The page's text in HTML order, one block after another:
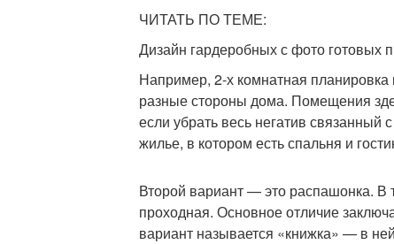
ЧИТАТЬ ПО ТЕМЕ:
Дизайн гардеробных с фото готовых
Например, 2-х комнатная планировка
разные стороны дома. Помещения
если убрать весь негатив связанный
жилье, в котором есть спальня и
Второй вариант — это распашонка. В
проходная. Основное отличие
вариант называется «книжка» — в